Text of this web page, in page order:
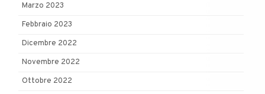
Marzo 2023
Febbraio 2023
Dicembre 2022
Novembre 2022
Ottobre 2022